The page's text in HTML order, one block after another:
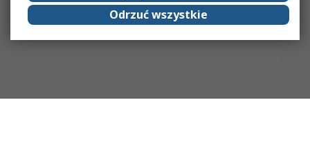
Odrzuć wszystkie